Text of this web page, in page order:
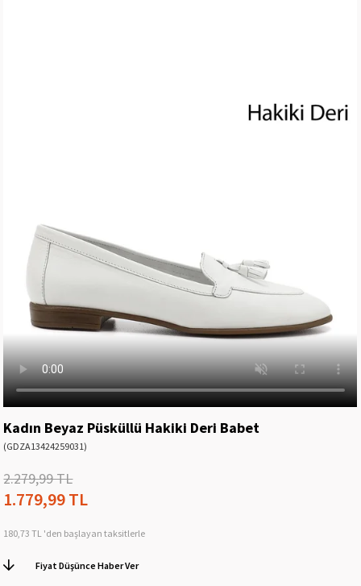
Kadın Beyaz Püsküllü Hakiki Deri Babet
(GDZA13424259031)
2.279,99 TL
1.779,99 TL
180,73 TL 'den başlayan taksitlerle
Fiyat Düşünce Haber Ver